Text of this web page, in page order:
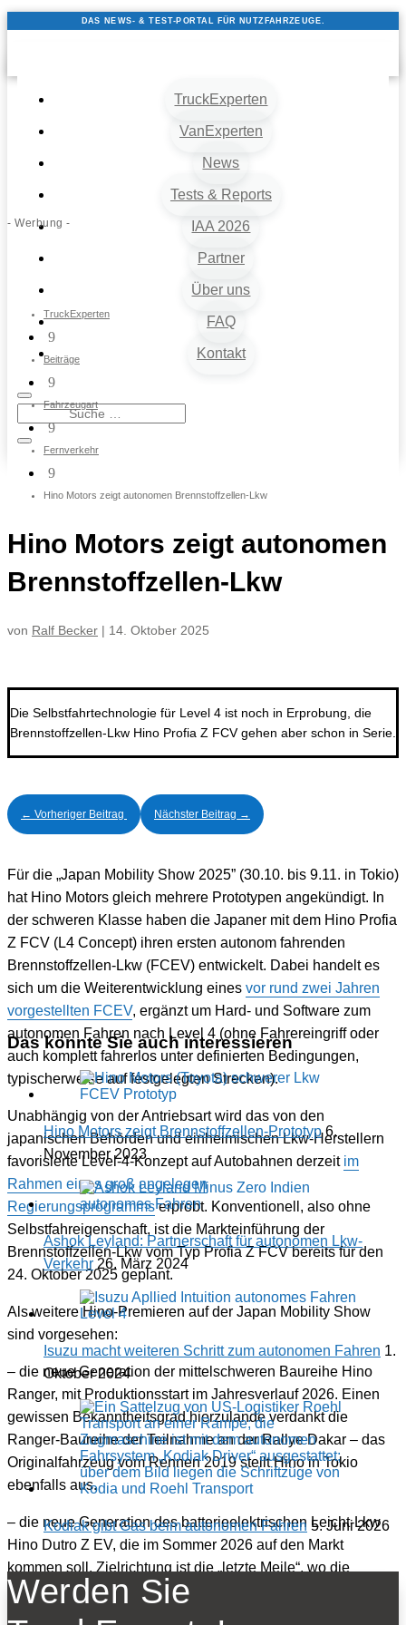
DAS NEWS- & TEST-PORTAL FÜR NUTZFAHRZEUGE.
TruckExperten
VanExperten
News
Tests & Reports
IAA 2026
Partner
Über uns
FAQ
Kontakt
- Werbung -
TruckExperten
9
Beiträge
9
Fahrzeugart
9
Fernverkehr
9
Hino Motors zeigt autonomen Brennstoffzellen-Lkw
Hino Motors zeigt autonomen
Brennstoffzellen-Lkw
von Ralf Becker | 14. Oktober 2025
Die Selbstfahrtechnologie für Level 4 ist noch in Erprobung, die
Brennstoffzellen-Lkw Hino Profia Z FCV gehen aber schon in Serie.
- Werbung -
Für die „Japan Mobility Show 2025” (30.10. bis 9.11. in Tokio)
hat Hino Motors gleich mehrere Prototypen angekündigt. In
der schweren Klasse haben die Japaner mit dem Hino Profia
Z FCV (L4 Concept) ihren ersten autonom fahrenden
Brennstoffzellen-Lkw (FCEV) entwickelt. Dabei handelt es
sich um die Weiterentwicklung eines vor rund zwei Jahren
vorgestellten FCEV, ergänzt um Hard- und Software zum
autonomen Fahren nach Level 4 (ohne Fahrereingriff oder
auch komplett fahrerlos unter definierten Bedingungen,
typischerweise auf festgelegten Strecken).
Unabhängig von der Antriebsart wird das von den
japanischen Behörden und einheimischen Lkw-Herstellern
favorisierte Level-4-Konzept auf Autobahnen derzeit im
Rahmen eines groß angelegen
Regierungsprogrammserprobt. Konventionell, also ohne
Selbstfahreigenschaft, ist die Markteinführung der
Brennstoffzellen-Lkw vom Typ Profia Z FCV bereits für den
24. Oktober 2025 geplant.
Als weitere Hino-Premieren auf der Japan Mobility Show
sind vorgesehen:
– die neue Generation der mittelschweren Baureihe Hino
Ranger, mit Produktionsstart im Jahresverlauf 2026. Einen
gewissen Bekanntheitsgrad hierzulande verdankt die
Ranger-Baureihe der Teilnahme an der Rallye Dakar – das
Originalfahrzeug vom Rennen 2019 stellt Hino in Tokio
ebenfalls aus.
– die neue Generation des batterieelektrischen Leicht-Lkw
Hino Dutro Z EV, die im Sommer 2026 auf den Markt
kommen soll. Zielrichtung ist die „letzte Meile“, wo die
bisherige Reihe schon recht erfolgreich war: Seit
← Vorheriger Beitrag Nächster Beitrag →
Das könnte Sie auch interessieren
Hino Motors zeigt Brennstoffzellen-Prototyp6.
November 2023
Ashok Leyland: Partnerschaft für autonomen Lkw-
Verkehr 26. März 2024
Isuzu macht weiteren Schritt zum autonomen Fahren 1.
Oktober 2024
Kodiak gibt Gas beim autonomen Fahren 5. Juni 2026
Werden Sie